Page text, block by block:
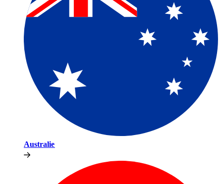
Australie​​